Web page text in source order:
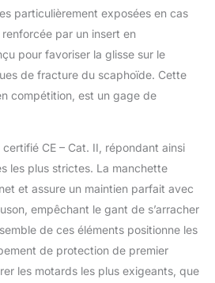
particulièrement exposées en cas
par un insert en
pour favoriser la glisse sur le
de fracture du scaphoïde. Cette
compétition, est un gage de
CE – Cat. II, répondant ainsi
les plus strictes. La manchette
et assure un maintien parfait avec
empêchant le gant de s’arracher
de ces éléments positionne les
de protection de premier
les motards les plus exigeants, que